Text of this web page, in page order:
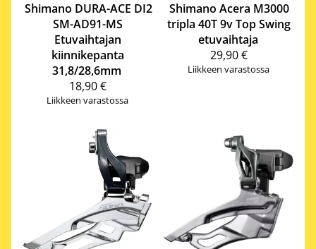
Shimano DURA-ACE DI2
SM-AD91-MS
Etuvaihtajan
kiinnikepanta
31,8/28,6mm
18,90 €
Liikkeen varastossa
Shimano Acera M3000
tripla 40T 9v Top Swing
etuvaihtaja
29,90 €
Liikkeen varastossa